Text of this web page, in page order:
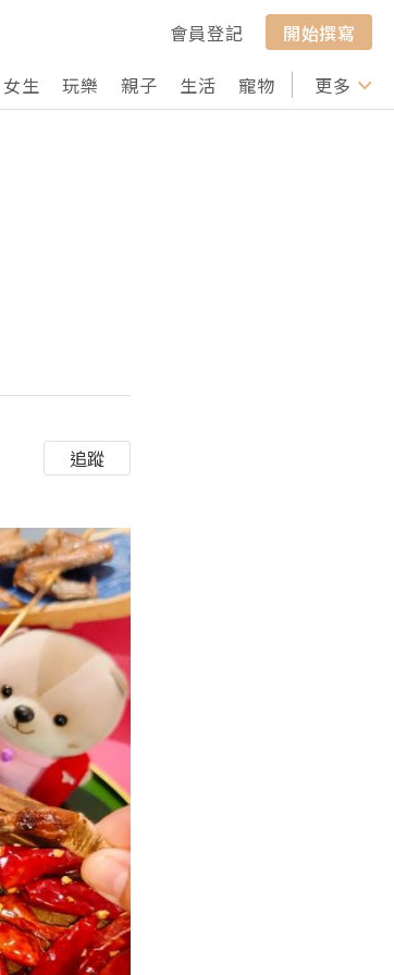
會員登記
開始撰寫
女生 玩樂 親子 生活 寵物 行山 打卡
更多
追蹤